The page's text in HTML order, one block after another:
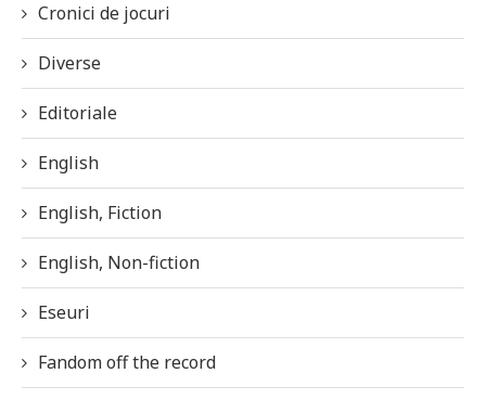
Cronici de jocuri
Diverse
Editoriale
English
English, Fiction
English, Non-fiction
Eseuri
Fandom off the record